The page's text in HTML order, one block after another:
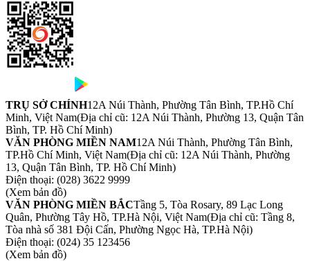
TRỤ SỞ CHÍNH12A Núi Thành, Phường Tân Bình, TP.Hồ Chí
Minh, Việt Nam(Địa chỉ cũ: 12A Núi Thành, Phường 13, Quận Tân
Bình, TP. Hồ Chí Minh)
VĂN PHÒNG MIỀN NAM12A Núi Thành, Phường Tân Bình,
TP.Hồ Chí Minh, Việt Nam(Địa chỉ cũ: 12A Núi Thành, Phường
13, Quận Tân Bình, TP. Hồ Chí Minh)
Điện thoại: (028) 3622 9999
(Xem bản đồ)
VĂN PHÒNG MIỀN BẮCTầng 5, Tòa Rosary, 89 Lạc Long
Quân, Phường Tây Hồ, TP.Hà Nội, Việt Nam(Địa chỉ cũ: Tầng 8,
Tòa nhà số 381 Đội Cấn, Phường Ngọc Hà, TP.Hà Nội)
Điện thoại: (024) 35 123456
(Xem bản đồ)